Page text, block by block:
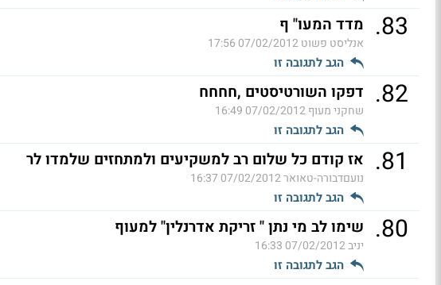
83
. מדד המעו" ף
אנליסט פשוט07/02/2012 17:56
הגב לתגובה זו
82
. דפקו השורטיסטים ,חחחח
שחקני מעוף07/02/2012 16:49
הגב לתגובה זו
81
. אז קודם כל שלום רב למשקיעים ולמתחזים שלמדו לר
נועםדבורה-טאואר07/02/2012 16:37
הגב לתגובה זו
80
. שימו לב מי נתן " זריקת אדרנלין" למעוף
יניב07/02/2012 16:33
הגב לתגובה זו